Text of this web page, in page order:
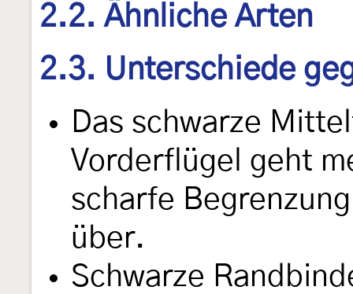
2.2. Ähnliche Arten
2.3. Unterschiede
Das schwarze
Vorderflügel geht
scharfe
über.
Schwarze